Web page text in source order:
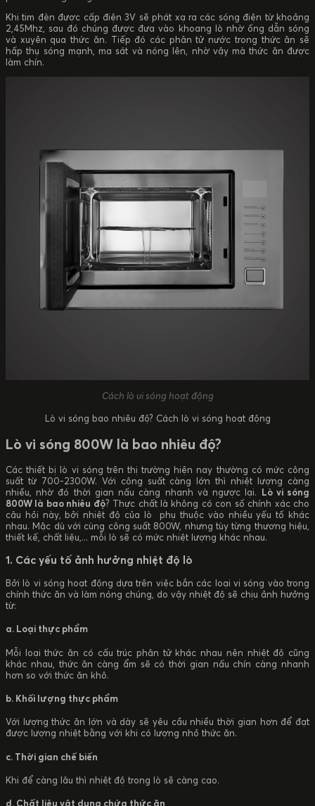
Khi tim đèn được cấp điện 3V sẽ phát xạ ra các sóng điện từ khoảng
2,45Mhz, sau đó chúng được đưa vào khoang lò nhờ ống dẫn sóng
và xuyên qua thức ăn. Tiếp đó các phân tử nước trong thức ăn sẽ
hấp thụ sóng mạnh, ma sát và nóng lên, nhờ vậy mà thức ăn được
làm chín.
Cách lò vi sóng hoạt động
Lò vi sóng bao nhiêu độ? Cách lò vi sóng hoạt động
Lò vi sóng 800W là bao nhiêu độ?
Các thiết bị lò vi sóng trên thị trường hiện nay thường có mức công
suất từ 700-2300W. Với công suất càng lớn thì nhiệt lượng càng
nhiều, nhờ đó thời gian nấu càng nhanh và ngược lại. Lò vi sóng
800W là bao nhiêu độ? Thực chất là không có con số chính xác cho
câu hỏi này, bởi nhiệt độ của lò phụ thuộc vào nhiều yếu tố khác
nhau. Mặc dù với cùng công suất 800W, nhưng tùy từng thương hiệu,
thiết kế, chất liệu,... mỗi lò sẽ có mức nhiệt lượng khác nhau.
1. Các yếu tố ảnh hưởng nhiệt độ lò
Bởi lò vi sóng hoạt động dựa trên việc bắn các loại vi sóng vào trong
chính thức ăn và làm nóng chúng, do vậy nhiệt độ sẽ chịu ảnh hưởng
từ:
a. Loại thực phẩm
Mỗi loại thức ăn có cấu trúc phân tử khác nhau nên nhiệt độ cũng
khác nhau, thức ăn càng ẩm sẽ có thời gian nấu chín càng nhanh
hơn so với thức ăn khô.
b. Khối lượng thực phẩm
Với lượng thức ăn lớn và dày sẽ yêu cầu nhiều thời gian hơn để đạt
được lượng nhiệt bằng với khi có lượng nhỏ thức ăn.
c. Thời gian chế biến
Khi để càng lâu thì nhiệt độ trong lò sẽ càng cao.
d. Chất liệu vật dụng chứa thức ăn